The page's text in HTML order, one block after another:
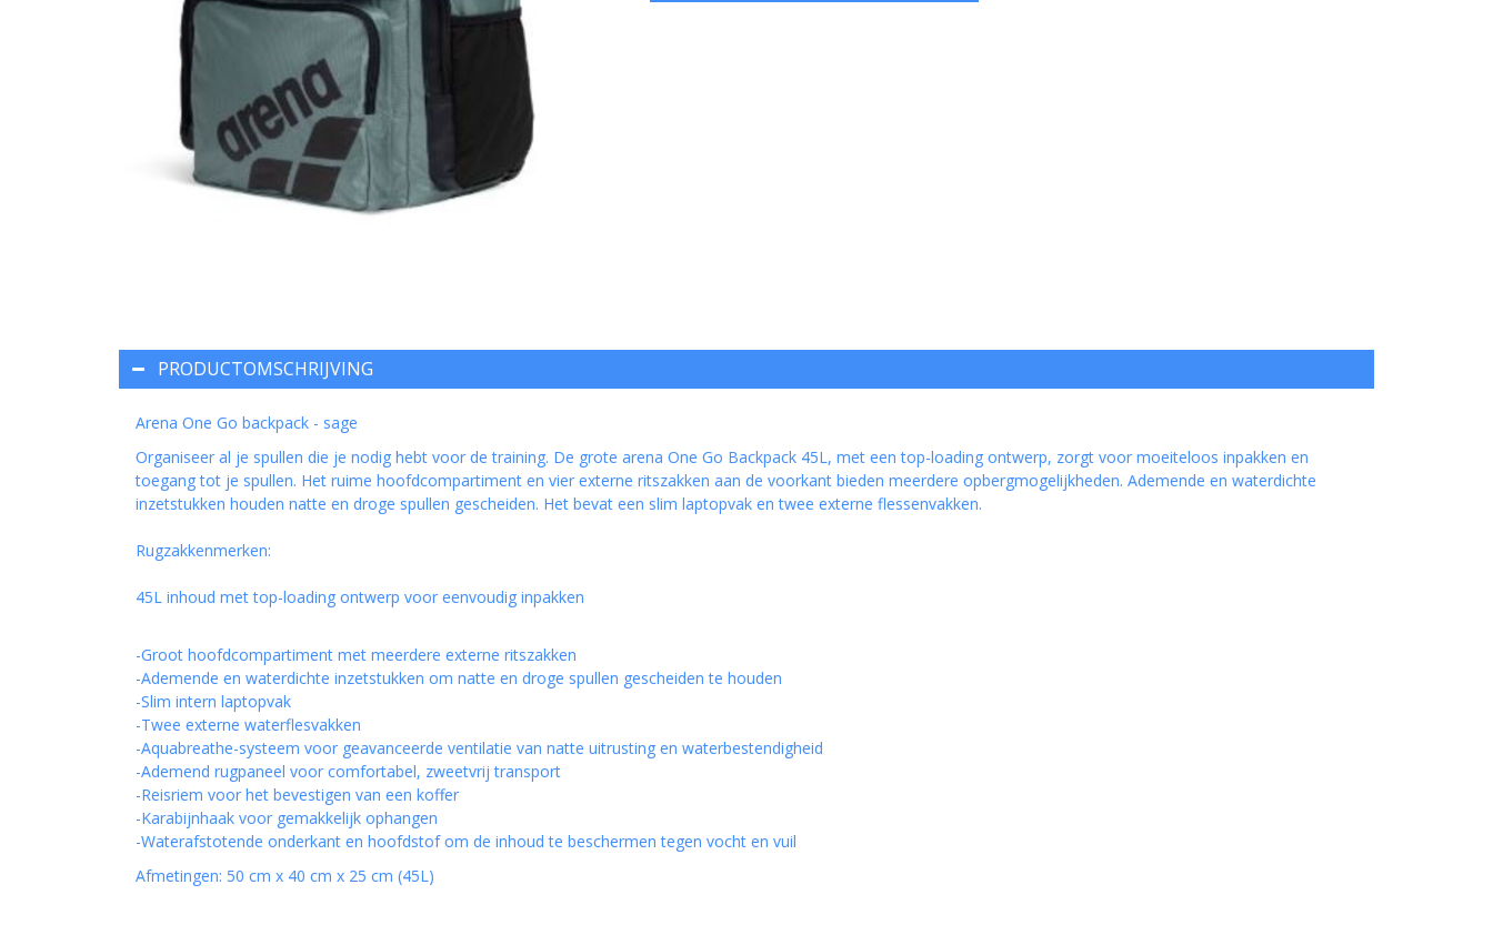
PRODUCTOMSCHRIJVING
Arena One Go backpack - sage
Organiseer al je spullen die je nodig hebt voor de training. De grote arena One Go Backpack 45L, met een top-loading ontwerp, zorgt voor moeiteloos inpakken en
toegang tot je spullen. Het ruime hoofdcompartiment en vier externe ritszakken aan de voorkant bieden meerdere opbergmogelijkheden. Ademende en waterdichte
inzetstukken houden natte en droge spullen gescheiden. Het bevat een slim laptopvak en twee externe flessenvakken.
Rugzakkenmerken:
45L inhoud met top-loading ontwerp voor eenvoudig inpakken
-Groot hoofdcompartiment met meerdere externe ritszakken
-Ademende en waterdichte inzetstukken om natte en droge spullen gescheiden te houden
-Slim intern laptopvak
-Twee externe waterflesvakken
-Aquabreathe-systeem voor geavanceerde ventilatie van natte uitrusting en waterbestendigheid
-Ademend rugpaneel voor comfortabel, zweetvrij transport
-Reisriem voor het bevestigen van een koffer
-Karabijnhaak voor gemakkelijk ophangen
-Waterafstotende onderkant en hoofdstof om de inhoud te beschermen tegen vocht en vuil
Afmetingen: 50 cm x 40 cm x 25 cm (45L)